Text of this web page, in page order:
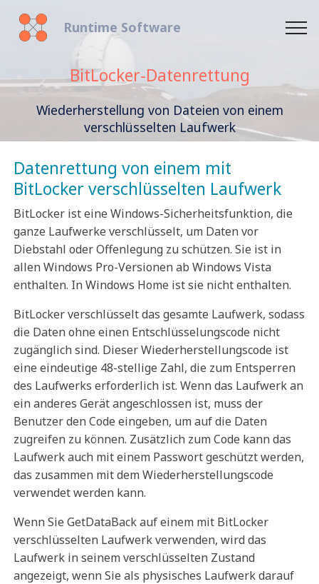
Runtime Software
BitLocker-Datenrettung
Wiederherstellung von Dateien von einem
verschlüsselten Laufwerk
Datenrettung von einem mit
BitLocker verschlüsselten Laufwerk
BitLocker ist eine Windows-Sicherheitsfunktion, die
ganze Laufwerke verschlüsselt, um Daten vor
Diebstahl oder Offenlegung zu schützen. Sie ist in
allen Windows Pro-Versionen ab Windows Vista
enthalten. In Windows Home ist sie nicht enthalten.
BitLocker verschlüsselt das gesamte Laufwerk, sodass
die Daten ohne einen Entschlüsselungscode nicht
zugänglich sind. Dieser Wiederherstellungscode ist
eine eindeutige 48-stellige Zahl, die zum Entsperren
des Laufwerks erforderlich ist. Wenn das Laufwerk an
ein anderes Gerät angeschlossen ist, muss der
Benutzer den Code eingeben, um auf die Daten
zugreifen zu können. Zusätzlich zum Code kann das
Laufwerk auch mit einem Passwort geschützt werden,
das zusammen mit dem Wiederherstellungscode
verwendet werden kann.
Wenn Sie GetDataBack auf einem mit BitLocker
verschlüsselten Laufwerk verwenden, wird das
Laufwerk in seinem verschlüsselten Zustand
angezeigt, wenn Sie als physisches Laufwerk darauf